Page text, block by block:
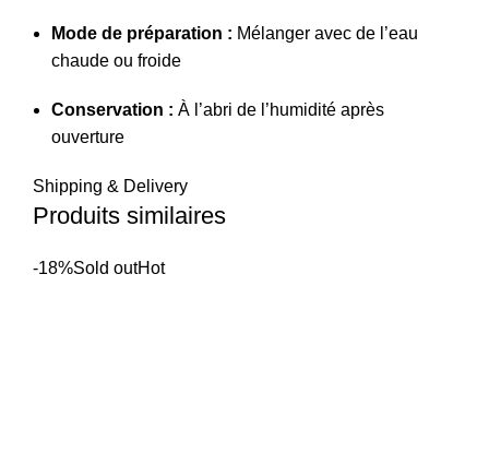
Mode de préparation : Mélanger avec de l’eau
chaude ou froide
Conservation : À l’abri de l’humidité après
ouverture
Shipping & Delivery
Produits similaires
-18%Sold outHot